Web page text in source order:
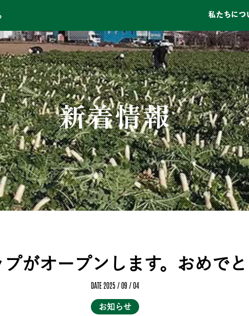
私たちにつ
新着情報
がオープンします。おめでと
DATE 2025 / 09 / 04
お知らせ